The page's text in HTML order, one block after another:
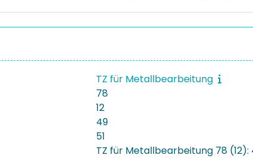
TZ für Metallbearbeitung
78
12
49
51
TZ für Metallbearbeitung 78 (12):